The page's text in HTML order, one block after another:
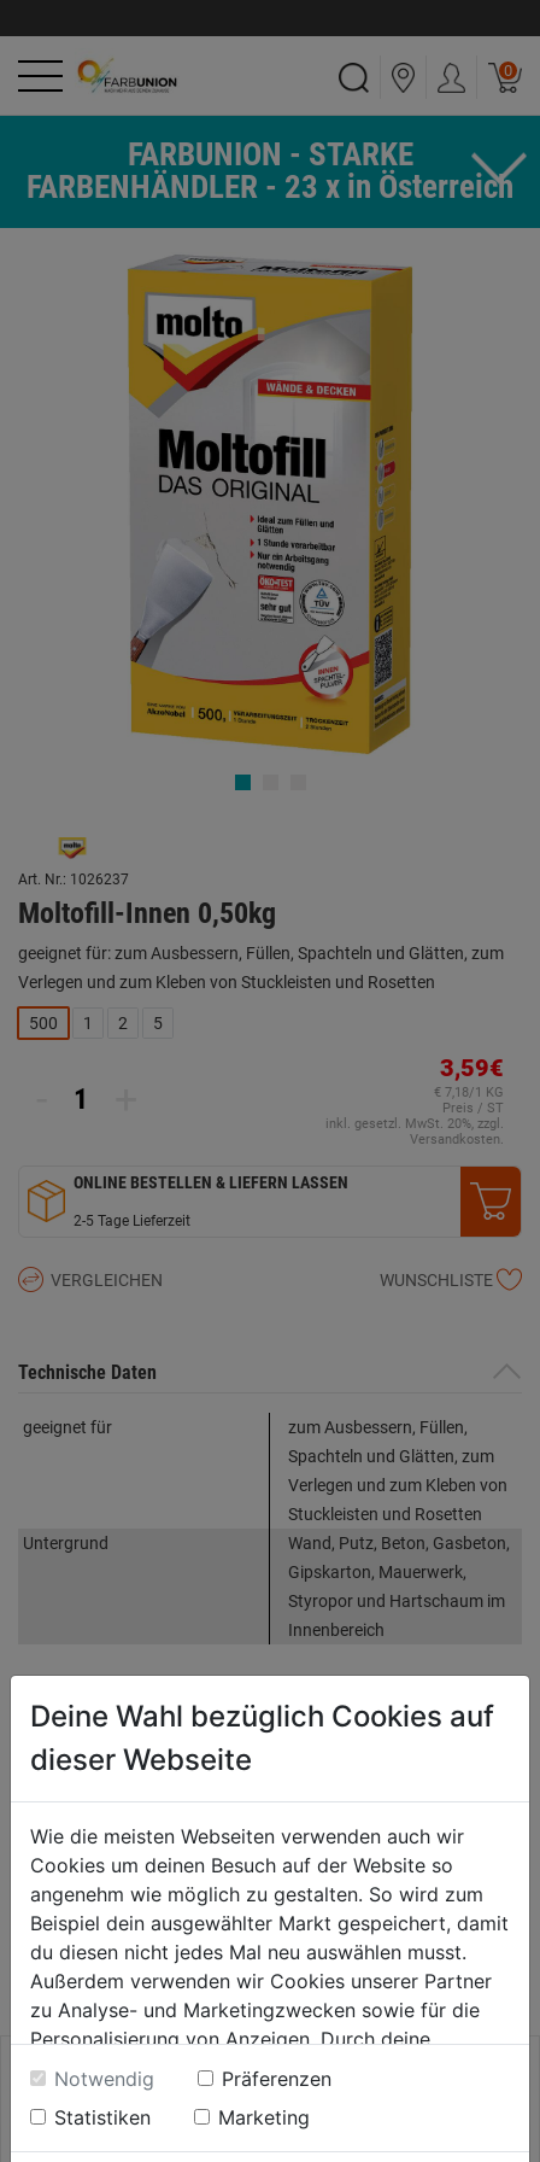
0
FARBUNION - STARKE
FARBENHÄNDLER - 23 x in Österreich
Art. Nr.: 1026237
Moltofill-Innen 0,50kg
geeignet für: zum Ausbessern, Füllen, Spachteln und Glätten, zum
Verlegen und zum Kleben von Stuckleisten und Rosetten
500 1 2 5
3,59€
€ 7,18/1 KG
Preis / ST
inkl. gesetzl. MwSt. 20%, zzgl.
Versandkosten.
ONLINE BESTELLEN & LIEFERN LASSEN
2-5 Tage Lieferzeit
VERGLEICHEN WUNSCHLISTE
Technische Daten
geeignet für
zum Ausbessern, Füllen,
Spachteln und Glätten, zum
Verlegen und zum Kleben von
Stuckleisten und Rosetten
Untergrund
Wand, Putz, Beton, Gasbeton,
Gipskarton, Mauerwerk,
Styropor und Hartschaum im
Innenbereich
Bewertung (0)
HERSTELLERINFORMATIONEN
WEITERE PRODUKTE AUS DIESER
KATEGORIE
Deine Wahl bezüglich Cookies auf
dieser Webseite
Wie die meisten Webseiten verwenden auch wir
Cookies um deinen Besuch auf der Website so
angenehm wie möglich zu gestalten. So wird zum
Beispiel dein ausgewählter Markt gespeichert, damit
du diesen nicht jedes Mal neu auswählen musst.
Außerdem verwenden wir Cookies unserer Partner
zu Analyse- und Marketingzwecken sowie für die
Personalisierung von Anzeigen. Durch deine
Einwilligung werden die Daten von Drittanbieter,
unter anderem auch in den USA, verarbeitet.
Durch Klick auf "Alle Cookies erlauben" stimmst du
der Verwendung aller Cookies zu. Unter "Details
Notwendig
Präferenzen
Statistiken
Marketing